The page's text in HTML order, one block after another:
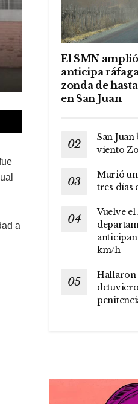
a
El SMN
anticipa
zonda de
en San Juan
San
viento
Murió
tres días
Vuelve
anticipan
km/h
Hallaron